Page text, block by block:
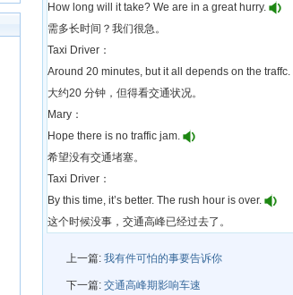
How long will it take? We are in a great hurry.
需多长时间？我们很急。
Taxi Driver：
Around 20 minutes, but it all depends on the traffc.
大约20 分钟，但得看交通状况。
Mary：
Hope there is no traffic jam.
希望没有交通堵塞。
Taxi Driver：
By this time, it’s better. The rush hour is over.
这个时候没事，交通高峰已经过去了。
上一篇: 我有件可怕的事要告诉你
下一篇: 交通高峰期影响车速